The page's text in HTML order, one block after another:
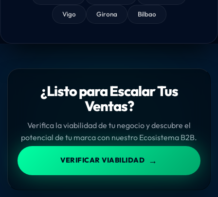
Vigo Girona Bilbao
¿Listo para Escalar Tus
Ventas?
Verifica la viabilidad de tu negocio y descubre el
potencial de tu marca con nuestro Ecosistema B2B.
VERIFICAR VIABILIDAD →